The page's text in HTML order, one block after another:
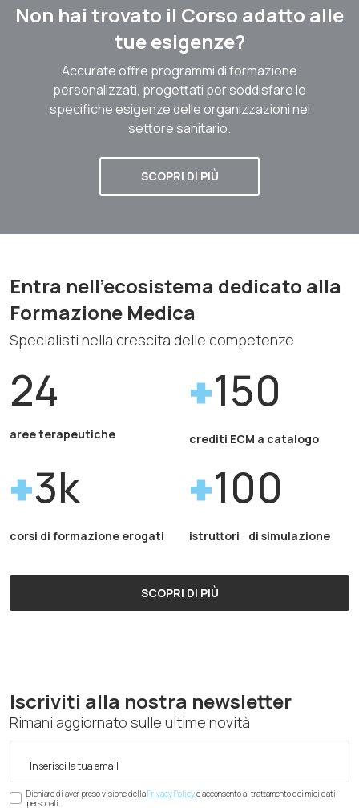
Non hai trovato il Corso adatto alle
tue esigenze?
Accurate offre programmi di formazione
personalizzati, progettati per soddisfare le
specifiche esigenze delle organizzazioni nel
settore sanitario.
SCOPRI DI PIÙ
Entra nell'ecosistema dedicato alla
Formazione Medica
Specialisti nella crescita delle competenze
24
aree terapeutiche
150
crediti ECM a catalogo
3k
corsi di formazione erogati
100
istruttori di simulazione
SCOPRI DI PIÙ
Iscriviti alla nostra newsletter
Rimani aggiornato sulle ultime novità
Dichiaro di aver preso visione dellaPrivacy Policye acconsento al trattamento dei miei dati
personali.